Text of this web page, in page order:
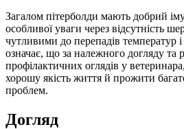
Загалом пітерболди мають добрий
особливої уваги через відсутність
чутливими до перепадів температур
означає, що за належного догляду та
профілактичних оглядів у
хорошу якість життя й прожити
проблем.
Догляд